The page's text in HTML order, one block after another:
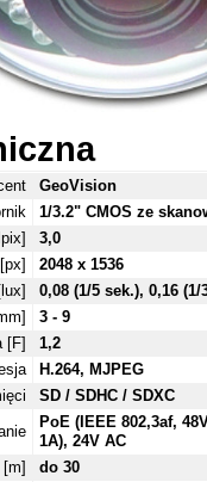
GeoVision
1/3.2" CMOS ze
3,0
2048 x 1536
0,08 (1/5 sek.), 0,16 (1/
3 - 9
[F]
1,2
H.264, MJPEG
SD / SDHC / SDXC
PoE (IEEE 802,3af,
1A), 24V AC
do 30